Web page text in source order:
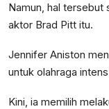
Namun, hal tersebut
aktor Brad Pitt itu.
Jennifer Aniston
untuk olahraga
Kini, ia memilih